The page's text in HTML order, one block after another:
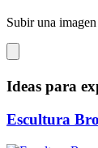
Subir una
Ideas para
Escultura